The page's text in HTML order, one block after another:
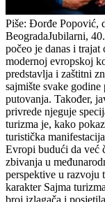
Piše: Đorđe Popović,
BeogradaJubilarni,
počeo je danas i
modernoj evropskoj
predstavlja i zaštitni
sajmište svake
putovanja. Također,
privrede njeguje
turizma je, kako
turistička
Evropi budući da već
zbivanja u
perspektive u razvoju
karakter Sajma